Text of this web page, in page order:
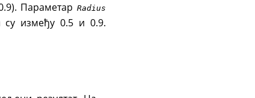
Параметар Radius
су између 0.5 и 0.9.